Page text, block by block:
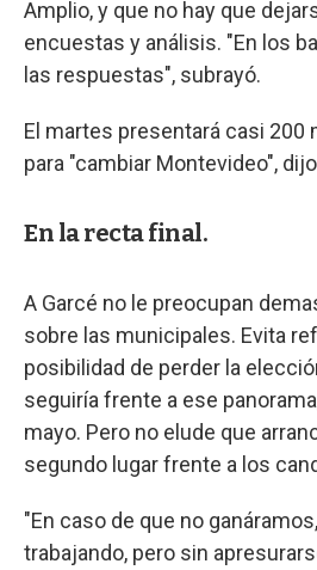
Amplio, y que no hay que
encuestas y análisis. "En los
las respuestas", subrayó.
El martes presentará casi 200
para "cambiar Montevideo",
En la recta final.
A Garcé no le preocupan
sobre las municipales. Evita
posibilidad de perder la
seguiría frente a ese
mayo. Pero no elude que
segundo lugar frente a los
"En caso de que no
trabajando, pero sin